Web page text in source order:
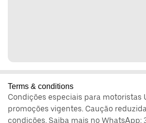
Terms & conditions
Condições especiais para motoristas
promoções vigentes. Caução
condições. Saiba mais no WhatsApp: